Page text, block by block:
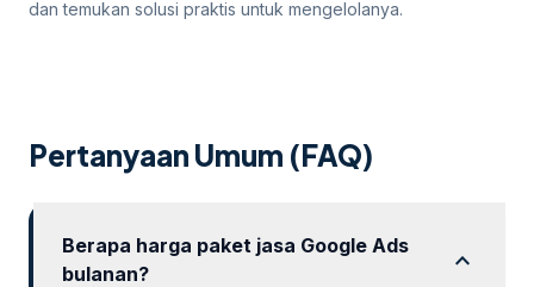
dan temukan solusi praktis untuk mengelolanya.
Pertanyaan Umum (FAQ)
Berapa harga paket jasa Google Ads
bulanan?
expand_more